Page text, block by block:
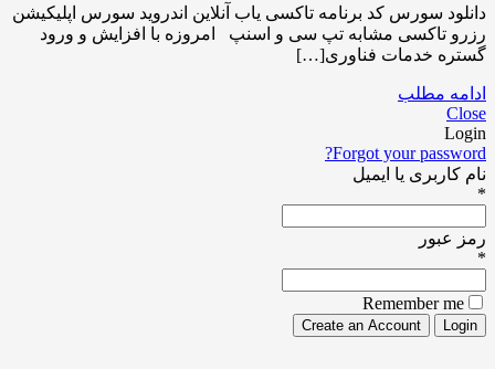
دانلود سورس کد برنامه تاکسی یاب آنلاین اندروید سورس اپلیکیشن
رزرو تاکسی مشابه تپ سی و اسنپ امروزه با افزایش و ورود
گستره خدمات فناوری[…]
ادامه مطلب
Close
Login
Forgot your password?
نام کاربری یا ایمیل
*
رمز عبور
*
Remember me